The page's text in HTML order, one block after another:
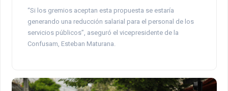
“Si los gremios aceptan esta propuesta se estaría
generando una reducción salarial para el personal de los
servicios públicos”, aseguró el vicepresidente de la
Confusam, Esteban Maturana.